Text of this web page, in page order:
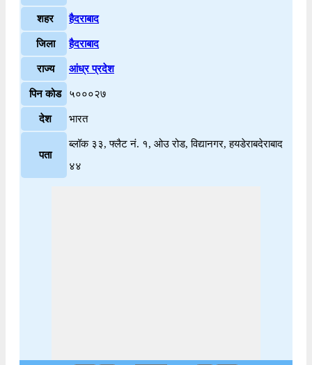
शहर हैदराबाद
जिला हैदराबाद
राज्य आंध्र प्रदेश
पिन कोड ५०००२७
देश भारत
पता
ब्लॉक ३३, फ्लैट नं. १, ओउ रोड, विद्यानगर, हयडेराबदेराबाद
४४